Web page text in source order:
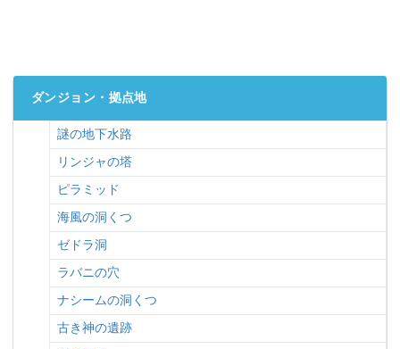
ダンジョン・拠点地
謎の地下水路
リンジャの塔
ピラミッド
海風の洞くつ
ゼドラ洞
ラバニの穴
ナシームの洞くつ
古き神の遺跡